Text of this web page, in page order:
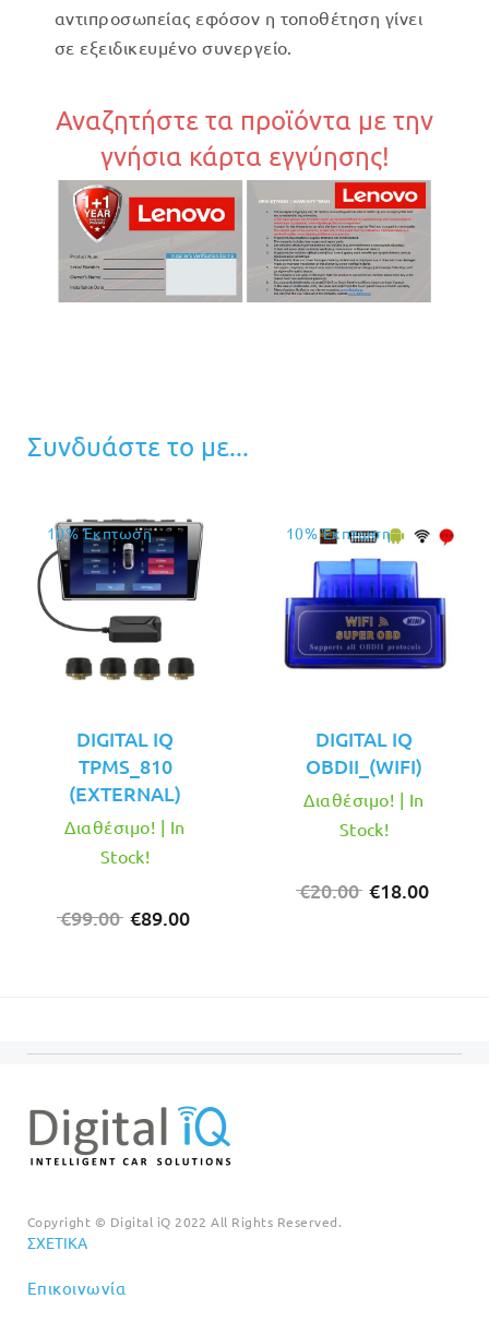
αντιπροσωπείας εφόσον η τοποθέτηση γίνει
σε εξειδικευμένο συνεργείο.
Αναζητήστε τα προϊόντα με την
γνήσια κάρτα εγγύησης!
Συνδυάστε το με...
10% Έκπτωση
DIGITAL IQ
TPMS_810
(EXTERNAL)
€99.00 Original
€89.00
Διαθέσιμο! | In
Stock!
10% Έκπτωση
DIGITAL IQ
OBDII_(WIFI)
€20.00 Original
€18.00
Διαθέσιμο! | In
Stock!
Copyright © Digital iQ 2022 All Rights Reserved.
ΣΧΕΤΙΚΆ
Επικοινωνία